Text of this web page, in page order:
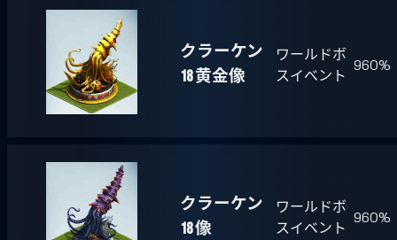
クラーケン
18 黄金像
ワールドボ
スイベント
960%
クラーケン
18 像
ワールドボ
スイベント
960%